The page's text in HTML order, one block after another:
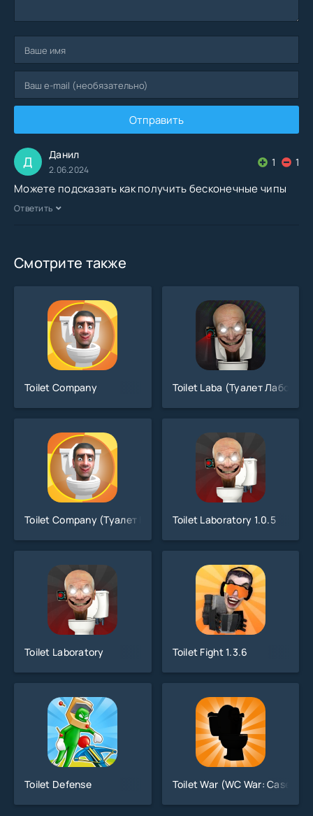
Отправить
Д Данил
2.06.2024
1 1
Можете подсказать как получить бесконечные чипы
Ответить
Смотрите также
Toilet Company Toilet Laba (Туалет
Toilet Company (Туалет Компани) 1.4.0Toilet Laboratory 1.0.5
Toilet Laboratory Toilet Fight 1.3.6
Toilet Defense Toilet War (WC War: Case